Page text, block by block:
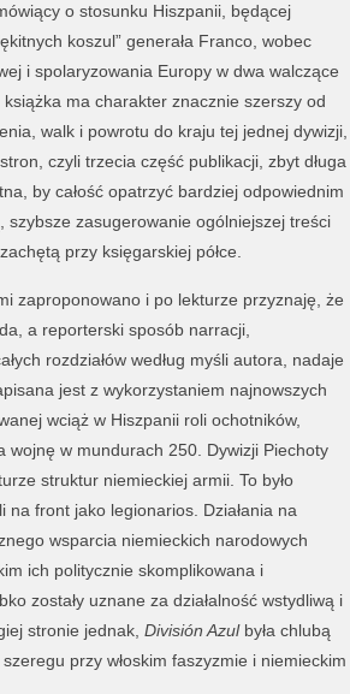
o stosunku Hiszpanii, będącej
koszul” generała Franco, wobec
i spolaryzowania Europy w dwa walczące
ma charakter znacznie szerszy od
walk i powrotu do kraju tej jednej dywizji,
czyli trzecia część publikacji, zbyt długa
by całość opatrzyć bardziej odpowiednim
szybsze zasugerowanie ogólniejszej treści
przy księgarskiej półce.
zaproponowano i po lekturze przyznaję, że
a reporterski sposób narracji,
rozdziałów według myśli autora, nadaje
jest z wykorzystaniem najnowszych
wciąż w Hiszpanii roli ochotników,
wojnę w mundurach 250. Dywizji Piechoty
struktur niemieckiej armii. To było
front jako legionarios. Działania na
wsparcia niemieckich narodowych
ich politycznie skomplikowana i
zostały uznane za działalność wstydliwą i
stronie jednak, División Azulbyła chlubą
przy włoskim faszyzmie i niemieckim